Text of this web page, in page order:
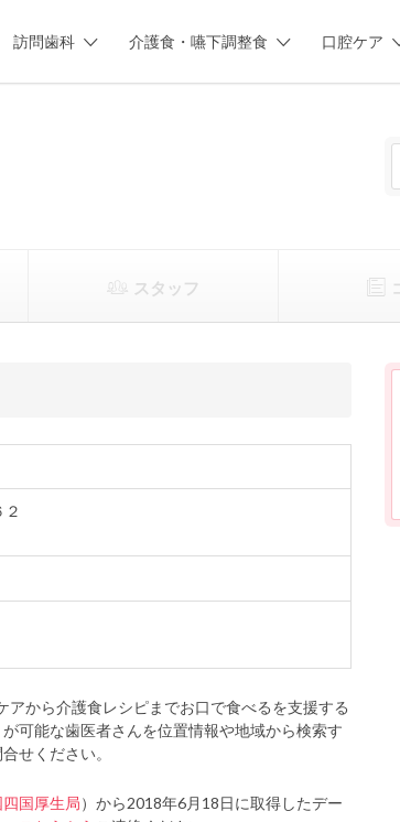
訪問歯科 介護食・嚥下調整食 口腔ケア
スタッフ
から介護食レシピまでお口で食べるを支援する
可能な歯医者さんを位置情報や地域から検索す
せください。
国厚生局）から2018年6月18日に取得したデー